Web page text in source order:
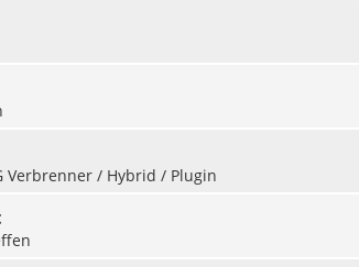
Verbrenner / Hybrid / Plugin